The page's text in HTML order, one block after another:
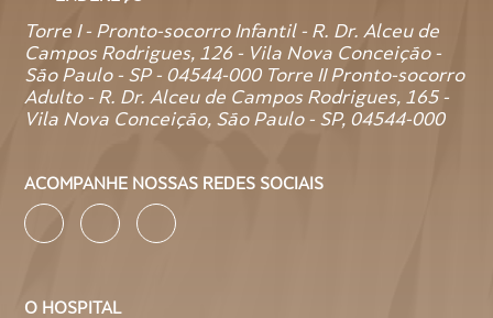
Não. O exame VDRL no sangue não precisa de jejum.
Para o VDRL no líquor, na maioria dos casos não é
necessário jejum, a não ser que o médico ou o hospital
indique alguma preparação específica antes do
procedimento.
Como é feito o VDRL?
O exame VDRL pode ser realizado de duas formas
Torre I - Pronto-socorro Infantil - R. Dr. Alceu de
Campos Rodrigues, 126 - Vila Nova Conceição -
São Paulo - SP - 04544-000 Torre II Pronto-socorro
Adulto - R. Dr. Alceu de Campos Rodrigues, 165 -
Vila Nova Conceição, São Paulo - SP, 04544-000
ACOMPANHE NOSSAS REDES SOCIAIS
O HOSPITAL